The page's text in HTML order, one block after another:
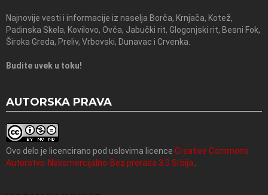
Najnovije vesti i informacije iz naselja Borča, Krnjača, Kotež,
Padinska Skela, Kovilovo, Ovča, Jabučki rit, Glogonjski rit, Besni Fok,
Široka Greda, Preliv, Vrbovski, Dunavac i Crvenka.
Budite uvek u toku!
AUTORSKA PRAVA
Ovo delo je licencirano pod uslovima licence Creative Commons
Autorstvo-Nekomercijalno-Bez prerada 3.0 Srbija.